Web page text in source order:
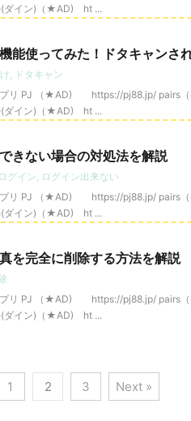
ダイン)（★AD) ht ...
能使ってみた！ドタキャンさ
, ドタキャン
プリ PJ （★AD) https://pj88.jp/ pairs
ダイン)（★AD) ht ...
きない場合の対処法を解説
ログイン, ログイン出来ない
プリ PJ （★AD) https://pj88.jp/ pairs
ダイン)（★AD) ht ...
を完全に削除する方法を解説
プリ PJ （★AD) https://pj88.jp/ pairs
ダイン)（★AD) ht ...
1 2 3 Next »